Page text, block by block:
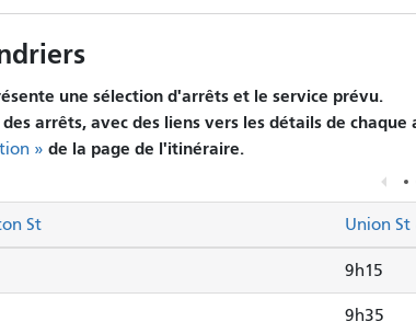
une sélection d'arrêts et le service prévu.
arrêts, avec des liens vers les détails de
» de la page de l'itinéraire.
St Union St
9h15
9h35